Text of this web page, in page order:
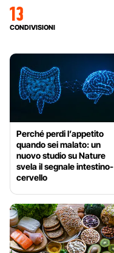
13
CONDIVISIONI
Perché perdi l’appetito
quando sei malato: un
nuovo studio su Nature
svela il segnale intestino-
cervello